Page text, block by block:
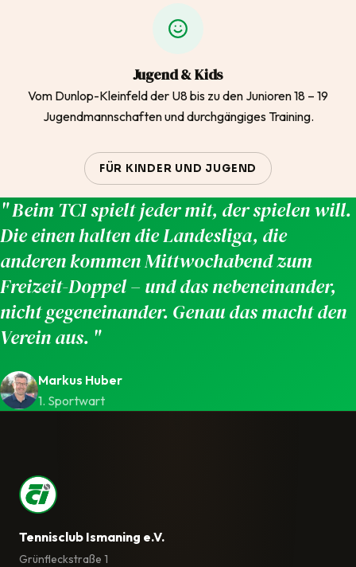
Jugend & Kids
Vom Dunlop-Kleinfeld der U8 bis zu den Junioren 18 – 19
Jugendmannschaften und durchgängiges Training.
FÜR KINDER UND JUGEND
Beim TCI spielt jeder mit, der spielen will.
Die einen halten die Landesliga, die
anderen kommen Mittwochabend zum
Freizeit-Doppel – und das nebeneinander,
nicht gegeneinander. Genau das macht den
Verein aus.
Markus Huber
1. Sportwart
Tennisclub Ismaning e.V.
Grünfleckstraße 1